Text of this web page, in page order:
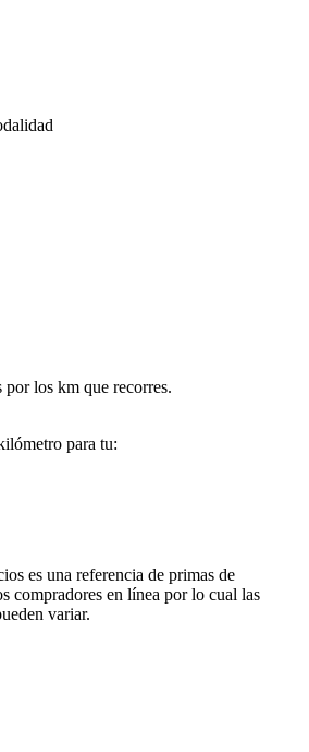
por los km que recorres.
para tu:
es una referencia de primas de
compradores en línea por lo cual las
variar.